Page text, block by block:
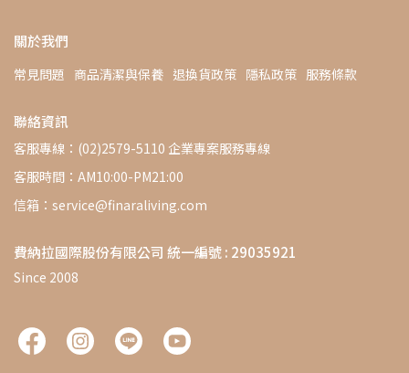
關於我們
常見問題 商品清潔與保養 退換貨政策 隱私政策 服務條款
聯絡資訊
客服專線：(02)2579-5110 企業專案服務專線
客服時間：AM10:00-PM21:00
信箱：service@finaraliving.com
費納拉國際股份有限公司 統一編號 : 29035921
Since 2008